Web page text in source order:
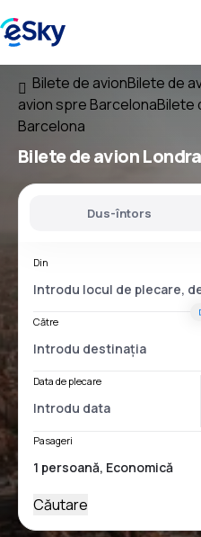
Bilete de avionBilete de
avion spre BarcelonaBilete
Barcelona
Bilete de avion
Dus-întors
Din
Către
Data de plecare
Pasageri
Căutare